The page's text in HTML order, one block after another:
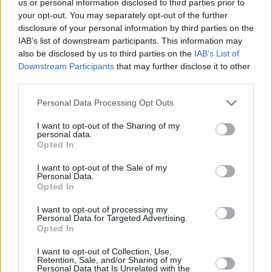
us or personal information disclosed to third parties prior to
your opt-out. You may separately opt-out of the further
disclosure of your personal information by third parties on the
IAB’s list of downstream participants. This information may
also be disclosed by us to third parties on the IAB’s List of
Downstream Participants that may further disclose it to other
Personal Data Processing Opt Outs
I want to opt-out of the Sharing of my
personal data.
Opted In
I want to opt-out of the Sale of my
Personal Data.
Opted In
I want to opt-out of processing my
Personal Data for Targeted Advertising.
Opted In
I want to opt-out of Collection, Use,
Retention, Sale, and/or Sharing of my
Personal Data that Is Unrelated with the
entorno. Además, se llega de forma directa a la
población, estando presentes en el propio espacio
natural.
con actividades de educación ambiental y jornadas
medioambiental ‘Conocer para Proteger’.
El PETE es un proyecto de la Consejería de Empleo
del Cabildo de Fuerteventura, que dirige Lola
900.000 euros. Está financiado por el Servicio
Canario de Empleo (SCE), el Servicio Público de
Empleo Estatal (SEPE), el Fondo de Desarrollo de
Canarias (FDCAN) y el Cabildo. Más de 40 personas